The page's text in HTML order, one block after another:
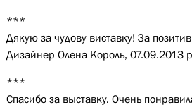
***
Дякую за чудову виставку! За
Дизайнер Олена Король, 07.09.2013
***
Спасибо за выставку. Очень